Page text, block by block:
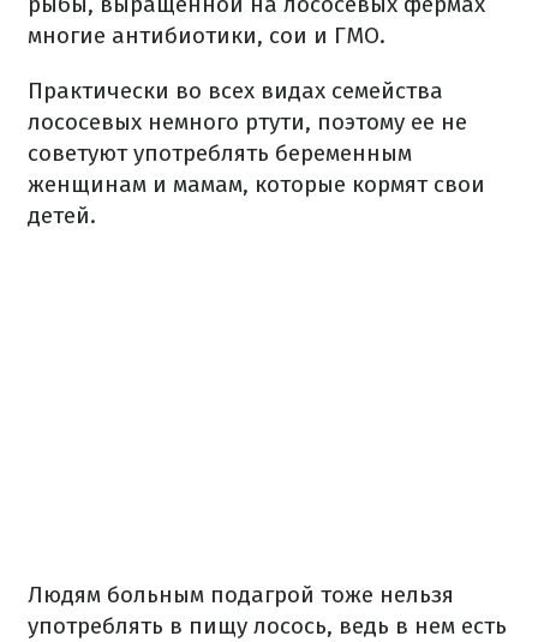
многие антибиотики, сои и ГМО.
Практически во всех видах семейства
лососевых немного ртути, поэтому ее не
советуют употреблять беременным
женщинам и мамам, которые кормят свои
детей.
Людям больным подагрой тоже нельзя
употреблять в пищу лосось, ведь в нем есть